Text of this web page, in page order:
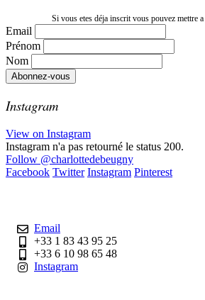
Si vous etes déja inscrit vous pouvez mettre
Email
Prénom
Nom
Instagram
View on Instagram
Instagram n'a pas retourné le status 200.
Follow @charlottedebeugny
Facebook Twitter Instagram Pinterest
Email
+33 1 83 43 95 25
+33 6 10 98 65 48
Instagram